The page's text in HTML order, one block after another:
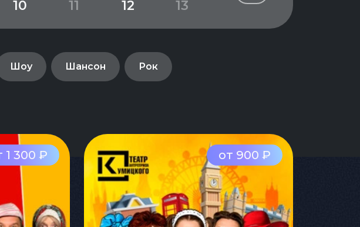
10 11 12 13 14 15
Шоу Шансон Рок
1 300 ₽ от 900 ₽